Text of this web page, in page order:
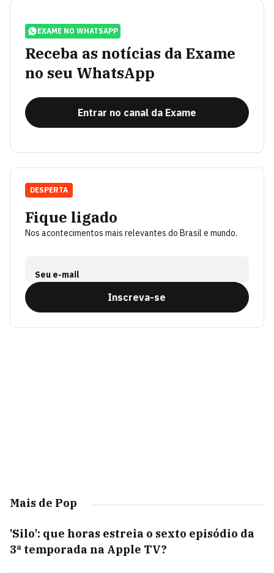
EXAME NO WHATSAPP
Receba as notícias da Exame
no seu WhatsApp
Entrar no canal da Exame
Fique ligado
Nos acontecimentos mais relevantes do Brasil e mundo.
Seu e-mail
Inscreva-se
DESPERTA
Mais de Pop
'Silo': que horas estreia o sexto episódio da
3ª temporada na Apple TV?